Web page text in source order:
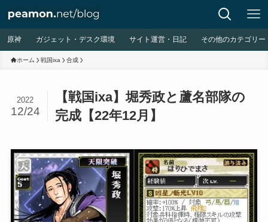
原神 ガジェット・デスク環境 サイト運営・日記 その他のカテゴリー
ホーム 戦国ixa 合成
【戦国ixa】堀秀政と蘆名部隊の
完成【22年12月】
2022
12/24